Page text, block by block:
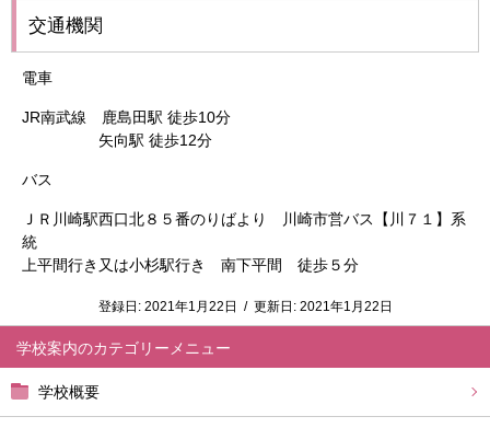
学校案内
学校概要
交通機関
電車
JR南武線 鹿島田駅 徒歩10分
矢向駅 徒歩12分
バス
ＪＲ川崎駅西口北８５番のりばより 川崎市営バス【川７１】系
統
上平間行き又は小杉駅行き 南下平間 徒歩５分
登録日: 2021年1月22日 / 更新日: 2021年1月22日